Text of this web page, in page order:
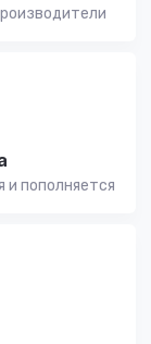
и пополняется